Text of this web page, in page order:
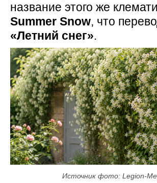
название этого же
Summer Snow, что
«Летний снег».
Источник фото: Legion-